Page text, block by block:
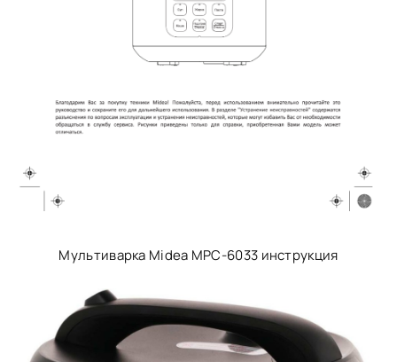
Мультиварка Midea MPC-6033 инструкция